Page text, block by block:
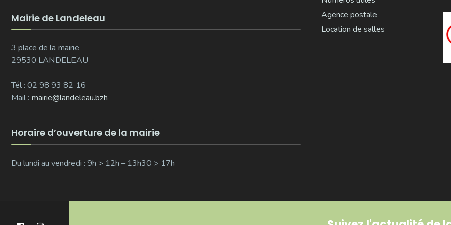
Mairie de Landeleau
3 place de la mairie
29530 LANDELEAU
Tél : 02 98 93 82 16
Mail : mairie@landeleau.bzh
Horaire d’ouverture de la mairie
Du lundi au vendredi : 9h > 12h – 13h30 > 17h
Agence postale
Location de salles